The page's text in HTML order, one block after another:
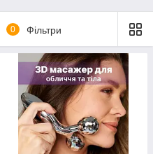
0 Фільтри